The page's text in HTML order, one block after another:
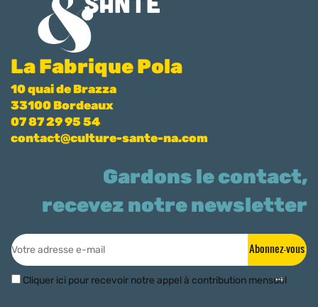
La Fabrique Pola
10 quai de Brazza
33100 Bordeaux
07 87 29 95 54
contact@culture-sante-na.com
Gardons le contact,
recevez notre newsletter
Abonnez-vous
Cliquer ici pour recevoir notre appel à contribution mensuel